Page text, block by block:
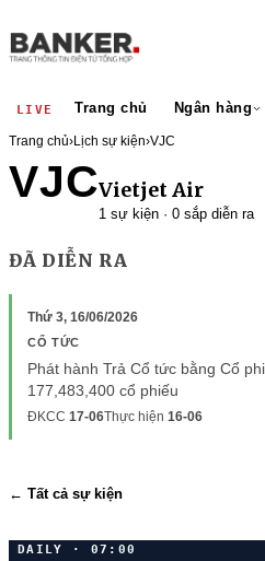
LIVE Trang chủ Ngân hàng
Trang chủ›Lịch sự kiện›VJC
VJCVietjet Air
1 sự kiện · 0 sắp diễn ra
ĐÃ DIỄN RA
Thứ 3, 16/06/2026
CỔ TỨC
Phát hành Trả Cổ tức bằng Cổ
177,483,400 cổ phiếu
ĐKCC 17-06Thực hiện 16-06
← Tất cả sự kiện
DAILY · 07:00